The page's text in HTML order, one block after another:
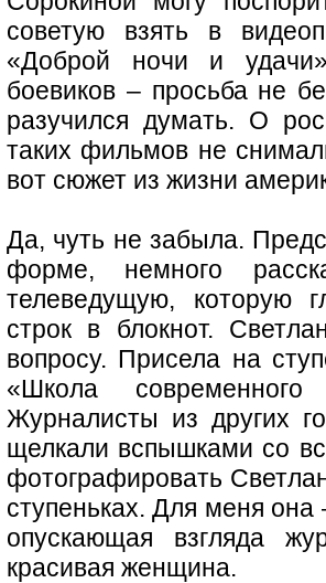
советую взять в
«Доброй ночи и
боевиков – просьба не
разучился думать. О
таких фильмов не
вот сюжет из жизни
Да, чуть не забыла.
форме, немного
телеведущую, которую
строк в блокнот.
вопросу. Присела на
«Школа
Журналисты из других
щелкали вспышками со
фотографировать
ступеньках. Для меня она
опускающая взгляда
красивая женщина.